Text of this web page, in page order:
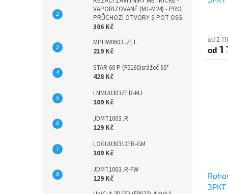
VAPORIZOVANÉ (M1-M24) - PRO
PRŮCHOZÍ OTVORY S-POT OSG
306 Kč
MPHW0603..ZEL
219 Kč
STAR 60 P (F5160)srážeč 60°
428 Kč
LNMU0303ZER-MJ
109 Kč
JDMT1003..R
129 Kč
LOGU030310ER-GM
109 Kč
JDMT1003..R-FW
129 Kč
od 2
od 1